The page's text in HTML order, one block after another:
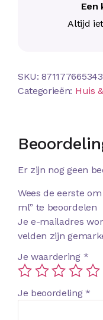
Een
Altijd
SKU:
Categorieën: Huis
Er zijn nog geen
Wees de eerste
ml” te beoordelen
Je e-mailadres
velden zijn
Je waardering *
Je beoordeling*